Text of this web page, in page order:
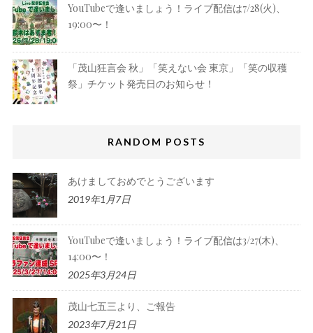
YouTubeで逢いましょう！ライブ配信は7/28(火)、
19:00〜！
「茂山狂言会 秋」「笑えない会 東京」「笑の収穫
祭」チケット発売日のお知らせ！
RANDOM POSTS
あけましておめでとうございます
2019年1月7日
YouTubeで逢いましょう！ライブ配信は3/27(木)、
14:00〜！
2025年3月24日
茂山七五三より、ご報告
2023年7月21日